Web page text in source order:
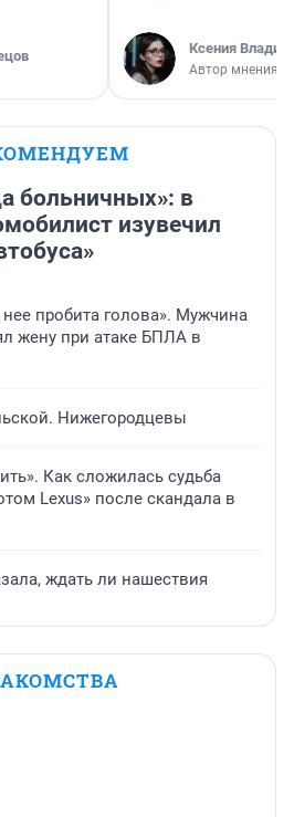
Ксения
Автор мнения
больничных»: в
изувечил
пробита голова». Мужчина
жену при атаке БПЛА в
Нижегородцевы
Как сложилась судьба
Lexus» после скандала в
ждать ли нашествия